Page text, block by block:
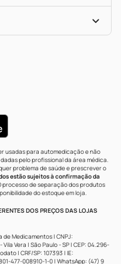
usadas para automedicação e não
pelo profissional da área médica.
problema de saúde e prescrever o
estão sujeitos à confirmação da
processo de separação dos produtos
do estoque em loja.
DOS PREÇOS DAS LOJAS
de Medicamentos | CNPJ:
Vera | São Paulo - SP | CEP: 04.296-
| CRF/SP: 107393 | IE:
477-008910-1-0 | WhatsApp: (47) 9